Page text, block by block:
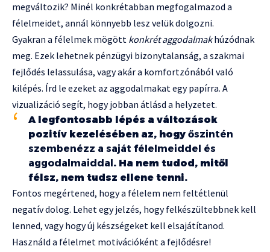
megváltozik? Minél konkrétabban megfogalmazod a
félelmeidet, annál könnyebb lesz velük dolgozni.
Gyakran a félelmek mögött konkrét aggodalmakhúzódnak
meg. Ezek lehetnek pénzügyi bizonytalanság, a szakmai
fejlődés lelassulása, vagy akár a komfortzónából való
kilépés. Írd le ezeket az aggodalmakat egy papírra. A
vizualizáció segít, hogy jobban átlásd a helyzetet.
A legfontosabb lépés a változások
pozitív kezelésében az, hogy őszintén
szembenézz a saját félelmeiddel és
aggodalmaiddal . Ha nem tudod, mitől
félsz, nem tudsz ellene tenni.
Fontos megértened, hogy a félelem nem feltétlenül
negatív dolog. Lehet egy jelzés, hogy felkészültebbnek kell
lenned, vagy hogy új készségeket kell elsajátítanod.
Használd a félelmet motivációként a fejlődésre!